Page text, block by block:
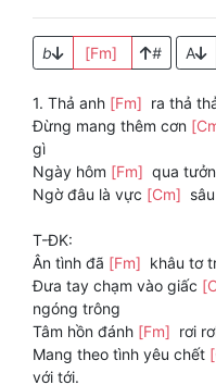
b [Fm] # A
1. Thả anh [Fm] ra thả
Đừng mang thêm cơn
gì
Ngày hôm [Fm] qua
Ngờ đâu là vực [Cm]
T-ĐK:
Ân tình đã [Fm] khâu tơ
Đưa tay chạm vào giấc
ngóng trông
Tâm hồn đánh [Fm] rơi
Mang theo tình yêu chết
với tới.